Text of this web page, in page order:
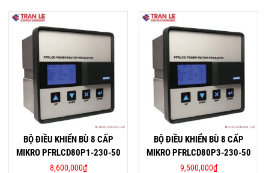
BỘ ĐIỀU KHIỂN BÙ 8 CẤP
MIKRO PFRLCD80P1-230-50
8,600,000₫
BỘ ĐIỀU KHIỂN BÙ 8 CẤP
MIKRO PFRLCD80P3-230-50
9,500,000₫